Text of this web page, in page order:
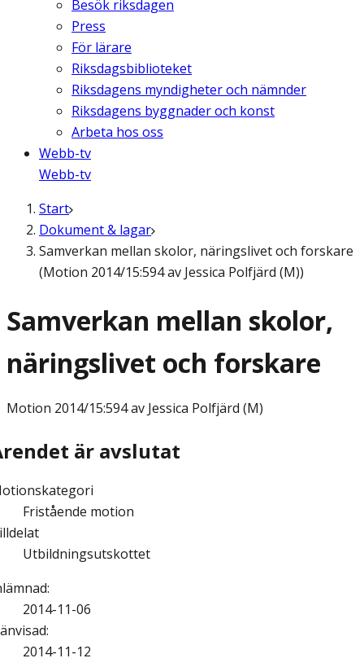
Besök riksdagen
Press
För lärare
Riksdagsbiblioteket
Riksdagens myndigheter och nämnder
Riksdagens byggnader och konst
Arbeta hos oss
Webb-tv
Webb-tv
Start
Dokument & lagar
Samverkan mellan skolor, näringslivet och forskare
(Motion 2014/15:594 av Jessica Polfjärd (M))
Samverkan mellan skolor,
näringslivet och forskare
Motion 2014/15:594 av Jessica Polfjärd (M)
är avslutat
Fristående motion
Utbildningsutskottet
:
2014-11-06
:
2014-11-12